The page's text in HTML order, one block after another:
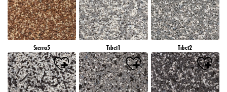
Sierra5 Tibet1 Tibet2